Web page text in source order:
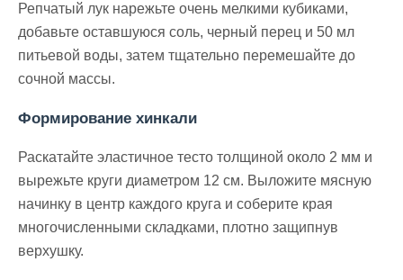
Репчатый лук нарежьте очень мелкими кубиками,
добавьте оставшуюся соль, черный перец и 50 мл
питьевой воды, затем тщательно перемешайте до
сочной массы.
Формирование хинкали
Раскатайте эластичное тесто толщиной около 2 мм и
вырежьте круги диаметром 12 см. Выложите мясную
начинку в центр каждого круга и соберите края
многочисленными складками, плотно защипнув
верхушку.